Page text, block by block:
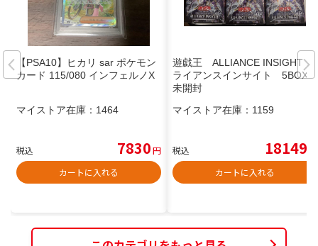
【PSA10】ヒカリ sar ポケモン
カード 115/080 インフェルノX
マイストア在庫： 1464
税込 7830円
カートに入れる
遊戯王 ALLIANCE INSIGHT ア
ライアンスインサイト 5BOX
未開封
マイストア在庫： 1159
税込 18149
カートに入れる